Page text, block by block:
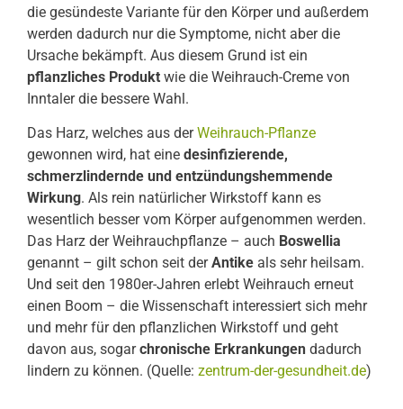
die gesündeste Variante für den Körper und außerdem
werden dadurch nur die Symptome, nicht aber die
Ursache bekämpft. Aus diesem Grund ist ein
pflanzliches Produkt wie die Weihrauch-Creme von
Inntaler die bessere Wahl.
Das Harz, welches aus derWeihrauch-Pflanze
gewonnen wird, hat eine desinfizierende,
schmerzlindernde und entzündungshemmende
Wirkung. Als rein natürlicher Wirkstoff kann es
wesentlich besser vom Körper aufgenommen werden.
Das Harz der Weihrauchpflanze – auch Boswellia
genannt – gilt schon seit derAntike als sehr heilsam.
Und seit den 1980er-Jahren erlebt Weihrauch erneut
einen Boom – die Wissenschaft interessiert sich mehr
und mehr für den pflanzlichen Wirkstoff und geht
davon aus, sogarchronische Erkrankungen dadurch
lindern zu können. (Quelle: zentrum-der-gesundheit.de)